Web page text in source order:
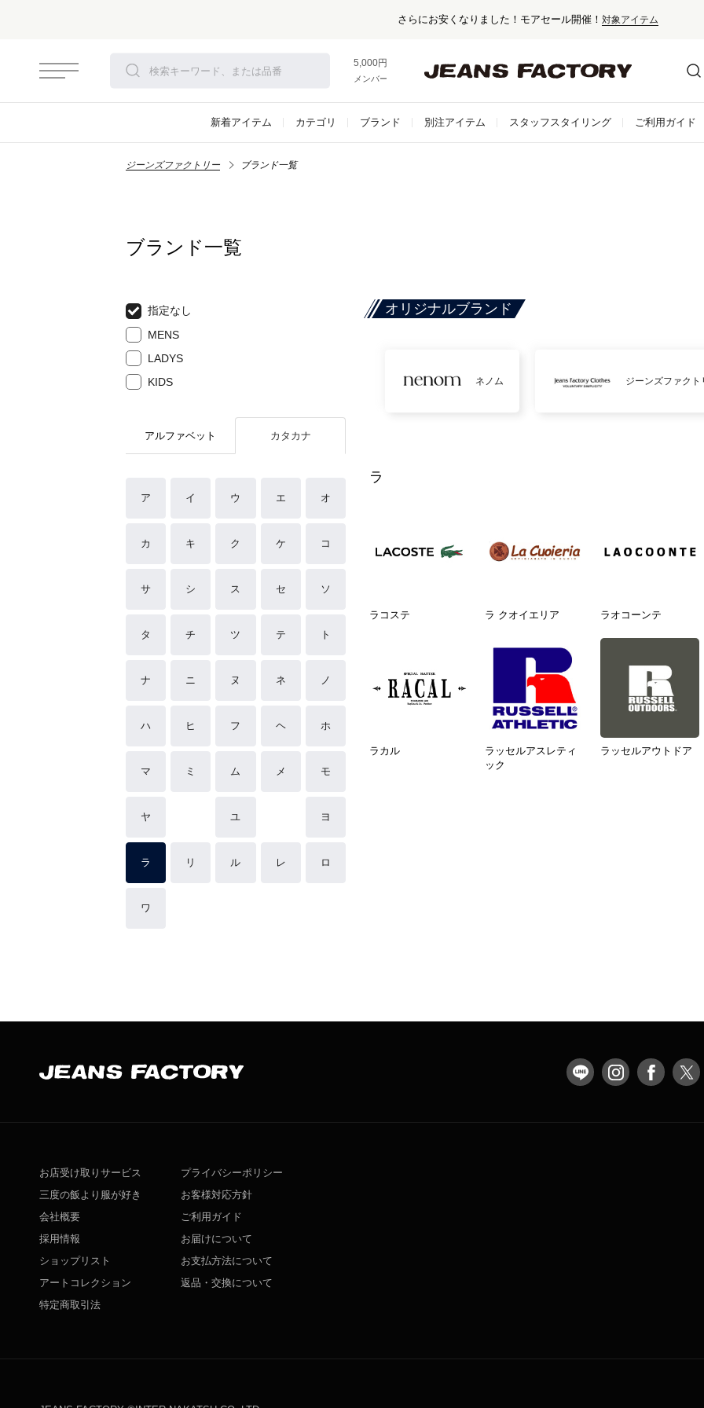
さらにお安くなりました！モアセール開催！ 対象アイテム
5,000円以上お買い上げで送料無料！
メンバー登録でお得な情報をゲット。さらに詳しく
新着アイテム カテゴリ ブランド 別注アイテム スタッフスタイリング ご利用ガイド
ジーンズファクトリー ブランド一覧
ブランド一覧
指定なし
MENS
LADYS
KIDS
アルファベット カタカナ
ア イ ウ エ オ
カ キ ク ケ コ
サ シ ス セ ソ
タ チ ツ テ ト
ナ ニ ヌ ネ ノ
ハ ヒ フ ヘ ホ
マ ミ ム メ モ
ヤ ユ ヨ
ラ リ ル レ ロ
ワ
オリジナルブランド
ネノム ジーンズファクト
ラ
ラコステ ラ クオイエリア ラオコーンテ
ラカル
ラッセルアスレティ
ック
ラッセルアウトドア
お店受け取りサービス
三度の飯より服が好き
会社概要
採用情報
ショップリスト
アートコレクション
特定商取引法
プライバシーポリシー
お客様対応方針
ご利用ガイド
お届けについて
お支払方法について
返品・交換について